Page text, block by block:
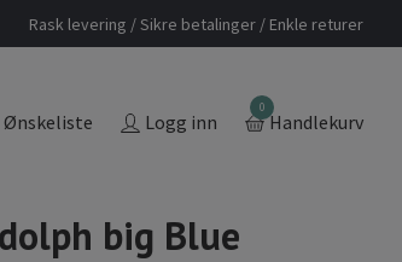
Rask levering / Sikre betalinger / Enkle returer
Ønskeliste Logg inn
0
Handlekurv
big Blue